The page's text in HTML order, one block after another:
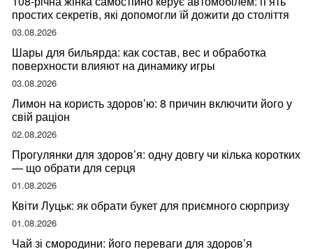
простих секретів, які допомогли їй дожити до століття
03.08.2026
Шары для бильярда: как состав, вес и обработка
поверхности влияют на динамику игры
03.08.2026
Лимон на користь здоров’ю: 8 причин включити його у
свій раціон
02.08.2026
Прогулянки для здоров’я: одну довгу чи кілька коротких
— що обрати для серця
01.08.2026
Квіти Луцьк: як обрати букет для приємного сюрпризу
01.08.2026
Чай зі смородини: його переваги для здоров’я